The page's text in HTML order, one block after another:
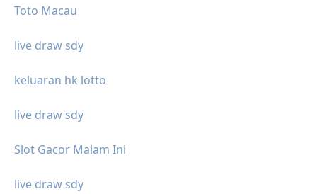
Toto Macau
live draw sdy
keluaran hk lotto
live draw sdy
Slot Gacor Malam Ini
live draw sdy